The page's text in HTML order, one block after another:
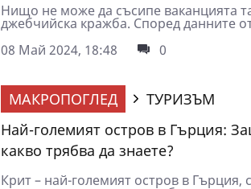
Нищо не може да съсипе ваканцията
джебчийска кражба. Според данните
08 Май 2024, 18:48
0
МАКРОПОГЛЕД
ТУРИЗЪМ
Най-големият остров в Гърция:
какво трябва да знаете?
Крит – най-големият остров в Гърция,